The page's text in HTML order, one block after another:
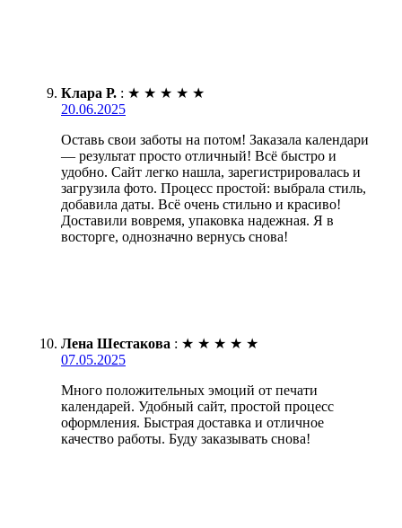
Клара Р. : ★ ★ ★ ★ ★
20.06.2025
Оставь свои заботы на потом! Заказала календари
— результат просто отличный! Всё быстро и
удобно. Сайт легко нашла, зарегистрировалась и
загрузила фото. Процесс простой: выбрала стиль,
добавила даты. Всё очень стильно и красиво!
Доставили вовремя, упаковка надежная. Я в
восторге, однозначно вернусь снова!
Лена Шестакова : ★ ★ ★ ★ ★
07.05.2025
Много положительных эмоций от печати
календарей. Удобный сайт, простой процесс
оформления. Быстрая доставка и отличное
качество работы. Буду заказывать снова!